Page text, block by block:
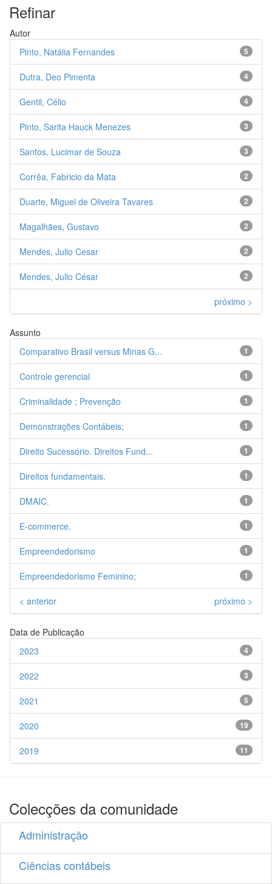
Refinar
Autor
5
Pinto, Natália Fernandes
4
Dutra, Deo Pimenta
4
Gentil, Célio
3
Pinto, Sarita Hauck Menezes
3
Santos, Lucimar de Souza
2
Corrêa, Fabricio da Mata
2
Duarte, Miguel de Oliveira Tavares
2
Magalhães, Gustavo
2
Mendes, Julio Cesar
2
Mendes, Julio César
próximo >
Assunto
1
Comparativo Brasil versus Minas G...
1
Controle gerencial
1
Criminalidade ; Prevenção
1
Demonstrações Contábeis;
1
Direito Sucessório. Direitos Fund...
1
Direitos fundamentais.
1
DMAIC.
1
E-commerce.
1
Empreendedorismo
1
Empreendedorismo Feminino;
< anterior próximo >
Data de Publicação
4
2023
3
2022
5
2021
19
2020
11
2019
Colecções da comunidade
Administração
Ciências contábeis